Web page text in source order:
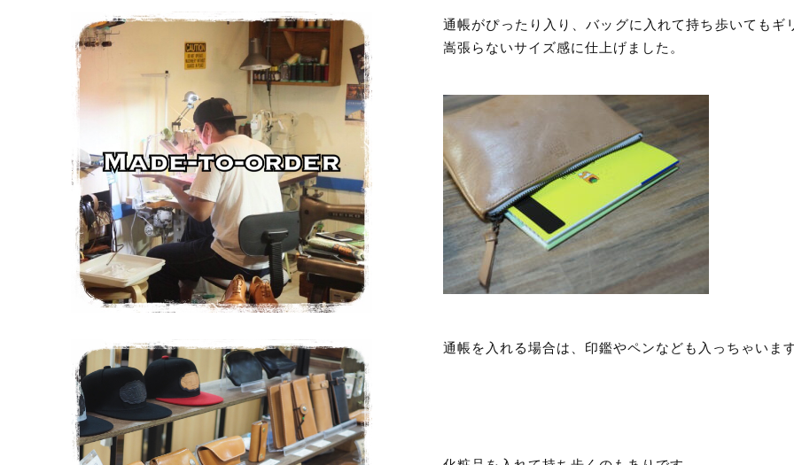
通帳がぴったり入り、バッグに入れて持ち歩いてもギ
嵩張らないサイズ感に仕上げました。
通帳を入れる場合は、印鑑やペンなども入っちゃいま